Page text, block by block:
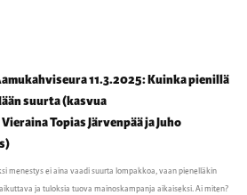
11.3.2025: Kuinka pienillä
suurta (kasvua
Topias Järvenpää ja Juho
menestys ei aina vaadi suurta lompakkoa, vaan pienelläkin
ja tuloksia tuova mainoskampanja aikaiseksi. Ai miten?